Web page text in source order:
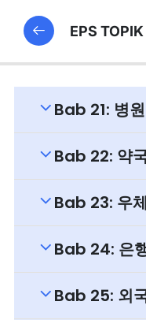
Bab 21: 병원
Bab 22: 약
Bab 23: 우
Bab 24: 은
Bab 25: 외
EPS